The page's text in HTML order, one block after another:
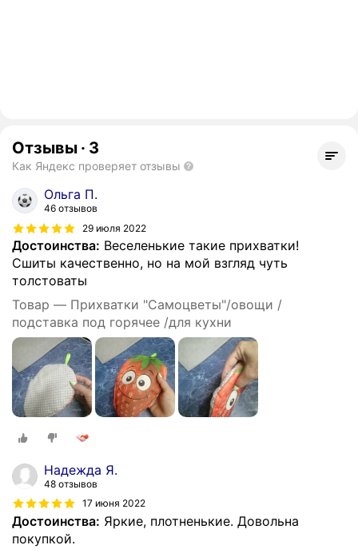
Отзывы · 3
Как Яндекс проверяет отзывы
Ольга П.
46 отзывов
29 июля 2022
Достоинства: Веселенькие такие прихватки!
Сшиты качественно, но на мой взгляд чуть
толстоваты
Товар — Прихватки "Самоцветы"/овощи /
подставка под горячее /для кухни
Надежда Я.
48 отзывов
17 июня 2022
Достоинства: Яркие, плотненькие. Довольна
покупкой.